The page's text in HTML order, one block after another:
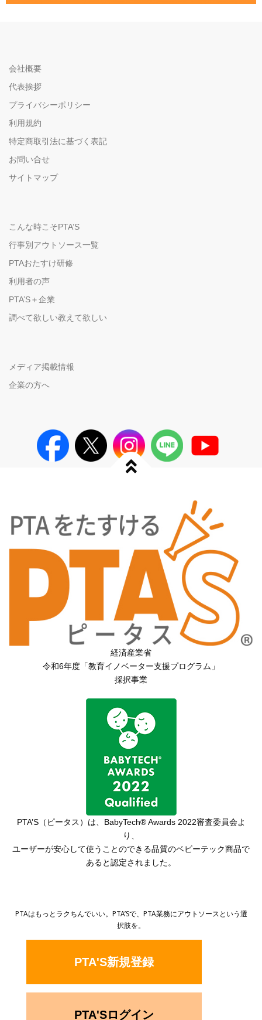
会社概要
代表挨拶
プライバシーポリシー
利用規約
特定商取引法に基づく表記
お問い合せ
サイトマップ
こんな時こそPTA’S
行事別アウトソース一覧
PTAおたすけ研修
利用者の声
PTA’S＋企業
調べて欲しい教えて欲しい
メディア掲載情報
企業の方へ
経済産業省
令和6年度「教育イノベーター支援プログラム」
採択事業
PTA’S（ピータス）は、 BabyTech® Awards 2022審査委員会よ
り、
ユーザーが安心して使うことのできる品質のベビーテック商品で
あると認定されました。
PTAはもっとラクちんでいい。PTA’Sで、PTA業務にアウトソースという選
択肢を。
PTA'S新規登録
PTA'Sログイン